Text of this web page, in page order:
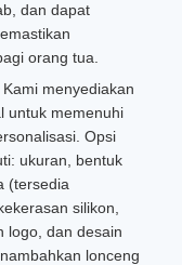
dan dapat
orang tua.
menyediakan
untuk memenuhi
Opsi
ukuran, bentuk
(tersedia
silikon,
logo, dan desain
lonceng